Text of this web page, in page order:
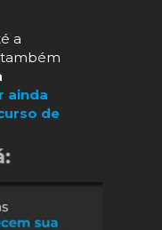
a
ainda
de